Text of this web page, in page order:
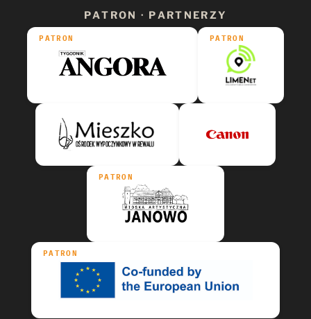
PATRON · PARTNERZY
PATRON PATRON
PATRON
PATRON